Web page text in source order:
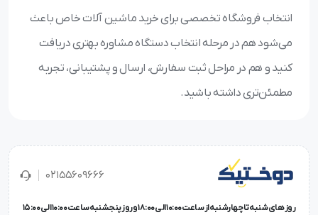
انتخاب فروشگاه تخصصی برای خرید ماشین آلات خاص باعث
می‌شود هم در مرحله انتخاب دستگاه مشاوره بهتری دریافت
کنید و هم در مراحل ثبت سفارش، ارسال و پشتیبانی، تجربه
مطمئن‌تری داشته باشید.
02155609666
روز های شنبه تا چهارشنبه از ساعت 10:00 الی 18:00 و روز پنجشنبه ساعت 10:00 الی 15:00